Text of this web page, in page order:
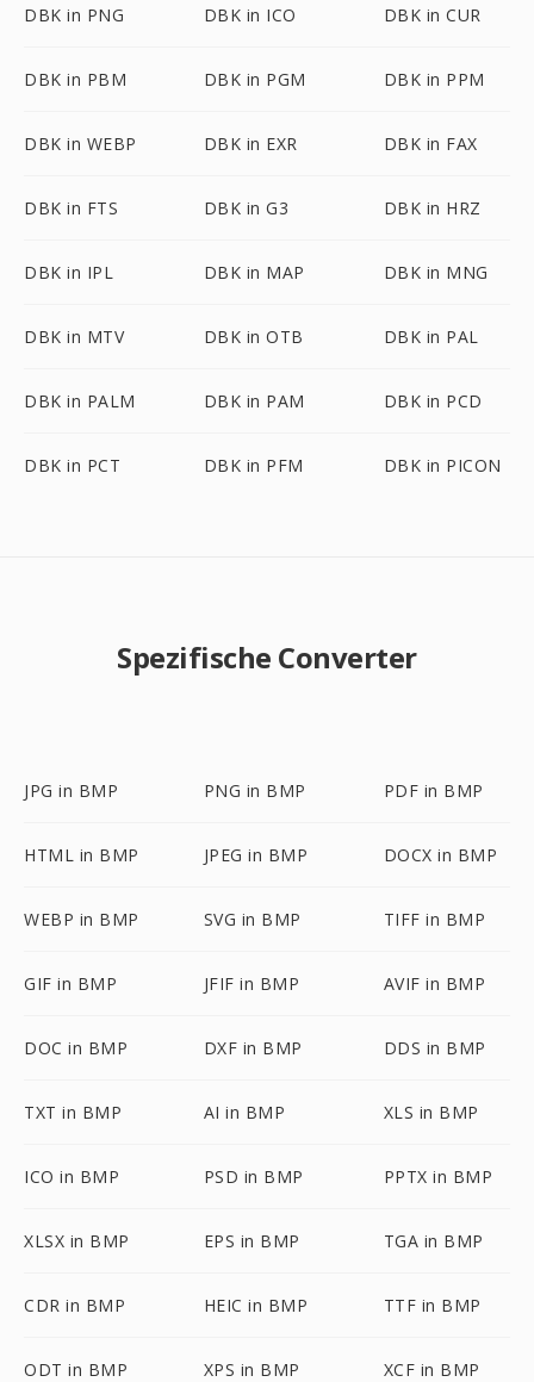
DBK in PNG DBK in ICO DBK in CUR
DBK in PBM DBK in PGM DBK in PPM
DBK in WEBP DBK in EXR DBK in FAX
DBK in FTS DBK in G3 DBK in HRZ
DBK in IPL DBK in MAP DBK in MNG
DBK in MTV DBK in OTB DBK in PAL
DBK in PALM DBK in PAM DBK in PCD
DBK in PCT DBK in PFM DBK in PICON
Spezifische Converter
JPG in BMP PNG in BMP PDF in BMP
HTML in BMP JPEG in BMP DOCX in BMP
WEBP in BMP SVG in BMP TIFF in BMP
GIF in BMP JFIF in BMP AVIF in BMP
DOC in BMP DXF in BMP DDS in BMP
TXT in BMP AI in BMP XLS in BMP
ICO in BMP PSD in BMP PPTX in BMP
XLSX in BMP EPS in BMP TGA in BMP
CDR in BMP HEIC in BMP TTF in BMP
ODT in BMP XPS in BMP XCF in BMP